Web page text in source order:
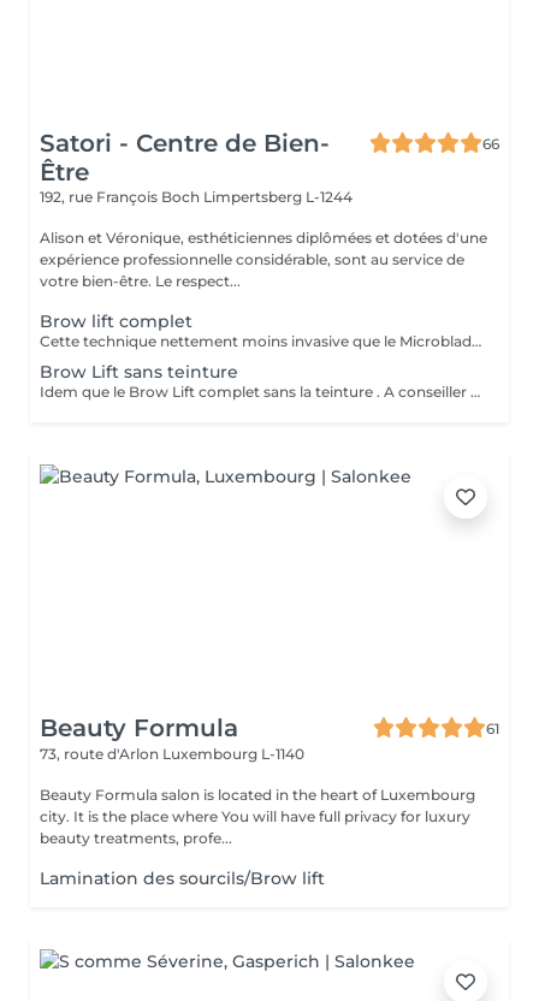
Satori - Centre de Bien-
Être
66
192, rue François Boch Limpertsberg L-1244
Alison et Véronique, esthéticiennes diplômées et dotées d'une
expérience professionnelle considérable, sont au service de
votre bien-être. Le respect...
Brow lift complet
Cette technique nettement moins invasive que le Microblading, va révéler tout le potentiel de vos sourcils. Ceux ci sont brossés , lissés et soulevés dans la forme souhaitée. Application d'un soin protecteur et nourrissant. Ils sont ensuite fixés a l'aide d'une lotion fixante et colorés avec une teinture . Effets visibles jusqu'à 6 semaines .
Brow Lift sans teinture
Idem que le Brow Lift complet sans la teinture . A conseiller à celles et ceux qui ont naturellement leurs sourcils bien fournis .
Beauty Formula
61
73, route d'Arlon Luxembourg L-1140
Beauty Formula salon is located in the heart of Luxembourg
city. It is the place where You will have full privacy for luxury
beauty treatments, profe...
Lamination des sourcils/Brow lift